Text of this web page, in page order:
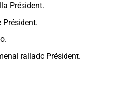
Président.
Président.
rallado Président.